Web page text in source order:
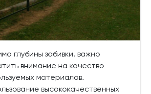
глубины забивки, важно
внимание на качество
материалов.
высококачественных